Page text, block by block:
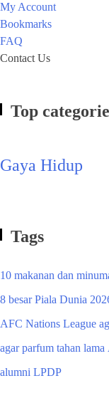
My Account
Bookmarks
FAQ
Contact Us
Top
Gaya Hidup
Tags
10 makanan dan
8 besar Piala Dunia
AFC Nations League
agar parfum tahan lama
alumni LPDP